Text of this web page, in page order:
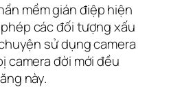
mềm gián điệp hiện
các đối tượng xấu
sử dụng camera
camera đời mới đều
này.